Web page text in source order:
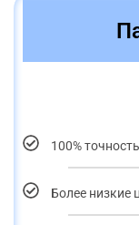
100% точность
Более низкие